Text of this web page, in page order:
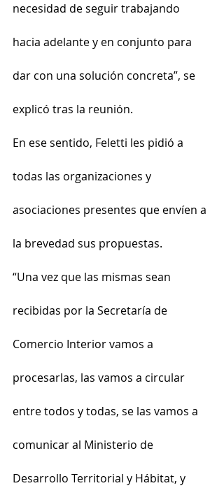
necesidad de seguir trabajando
hacia adelante y en conjunto para
dar con una solución concreta”, se
explicó tras la reunión.
En ese sentido, Feletti les pidió a
todas las organizaciones y
asociaciones presentes que envíen a
la brevedad sus propuestas.
“Una vez que las mismas sean
recibidas por la Secretaría de
Comercio Interior vamos a
procesarlas, las vamos a circular
entre todos y todas, se las vamos a
comunicar al Ministerio de
Desarrollo Territorial y Hábitat, y